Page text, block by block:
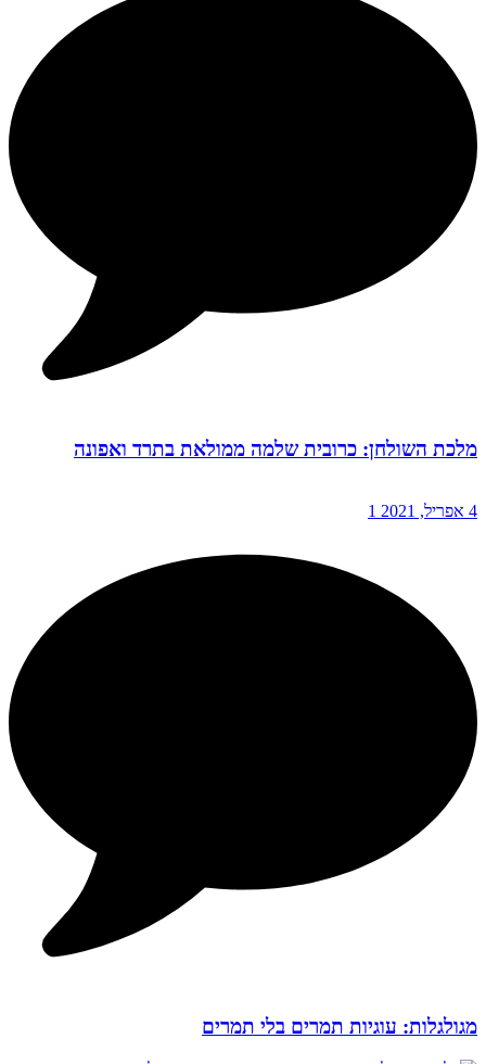
מלכת השולחן: כרובית שלמה ממולאת בתרד ואפונה
4 אפריל, 2021 1
מגולגלות: עוגיות תמרים בלי תמרים